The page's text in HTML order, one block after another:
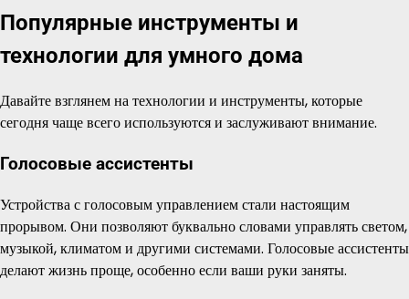
Популярные инструменты и
технологии для умного дома
Давайте взглянем на технологии и инструменты, которые
сегодня чаще всего используются и заслуживают внимание.
Голосовые ассистенты
Устройства с голосовым управлением стали настоящим
прорывом. Они позволяют буквально словами управлять светом,
музыкой, климатом и другими системами. Голосовые ассистенты
делают жизнь проще, особенно если ваши руки заняты.